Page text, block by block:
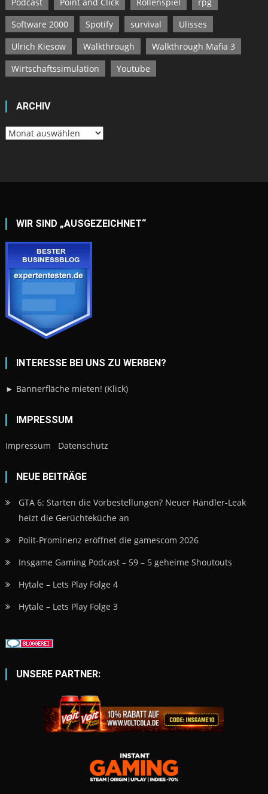
Software 2000
Spotify survival
Ulisses
Ulrich Kiesow
Walkthrough
Walkthrough Mafia 3
Wirtschaftssimulation
Youtube
ARCHIV
Archiv
WIR SIND „AUSGEZEICHNET“
INTERESSE BEI UNS ZU WERBEN?
► Bannerfläche mieten! (Klick)
IMPRESSUM
Impressum Datenschutz
NEUE BEITRÄGE
GTA 6: Starten die Vorbestellungen? Neuer Händler-Leak
heizt die Gerüchteküche an
Polit-Prominenz eröffnet die gamescom 2026
Insgame Gaming Podcast – 59 – 5 geheime Shoutouts
Hytale – Lets Play Folge 4
Hytale – Lets Play Folge 3
UNSERE PARTNER: